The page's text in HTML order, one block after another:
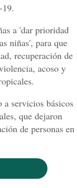
a 'dar prioridad
niñas', para que
recuperación de
acoso y
a servicios básicos
que dejaron
de personas en